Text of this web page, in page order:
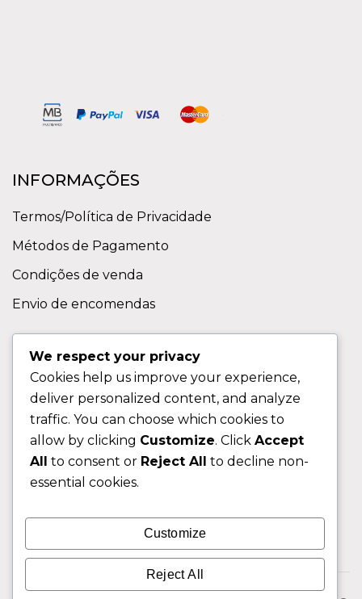
INFORMAÇÕES
Termos/Política de Privacidade
Métodos de Pagamento
Condições de venda
Envio de encomendas
Contactos
Sobre nos
FAQ (Perguntas Frequentes)
CLIENTE
Área do Cliente
Livro de Reclamações
We respect your privacy
Cookies help us improve your experience,
deliver personalized content, and analyze
traffic. You can choose which cookies to
allow by clicking Customize. Click Accept
All to consent or Reject All to decline non-
essential cookies.
Customize
Reject All